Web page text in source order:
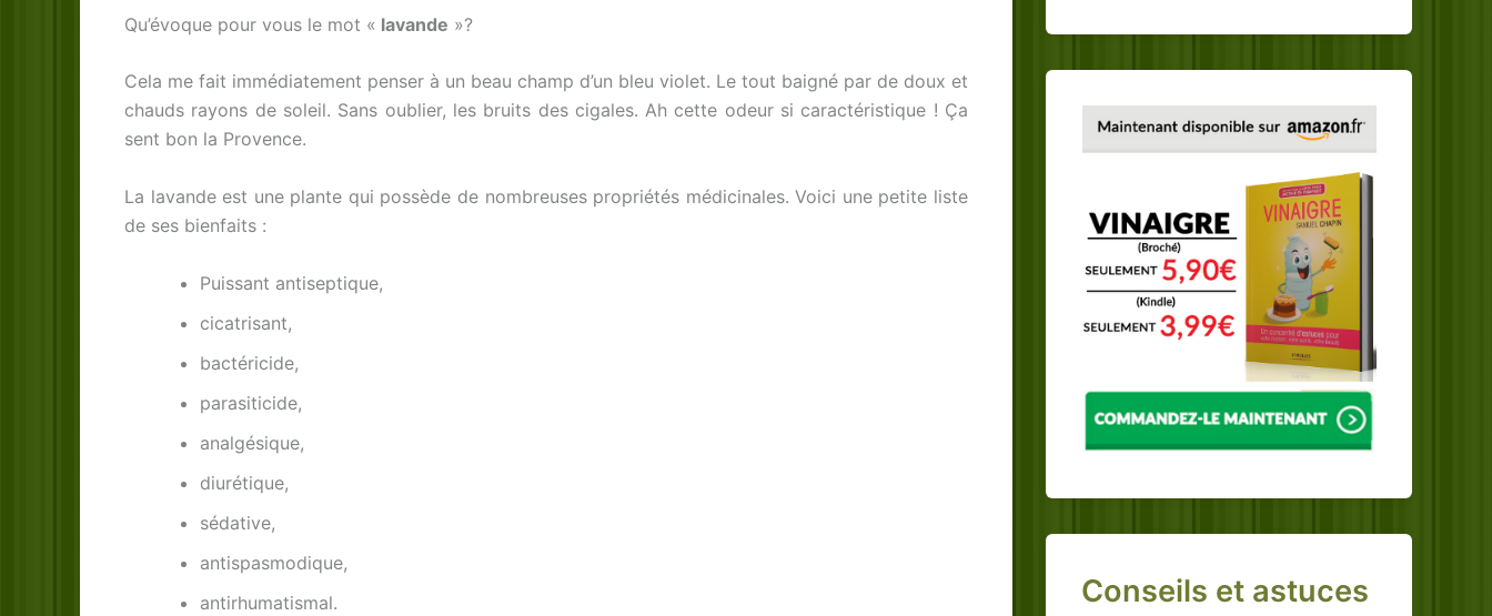
Qu’évoque pour vous le mot « lavande »?
Cela me fait immédiatement penser à un beau champ d’un bleu violet. Le tout baigné par de doux et
chauds rayons de soleil. Sans oublier, les bruits des cigales. Ah cette odeur si caractéristique ! Ça
sent bon la Provence.
La lavande est une plante qui possède de nombreuses propriétés médicinales. Voici une petite liste
de ses bienfaits :
Puissant antiseptique,
cicatrisant,
bactéricide,
parasiticide,
analgésique,
diurétique,
sédative,
antispasmodique,
antirhumatismal.
Conseils et astuces